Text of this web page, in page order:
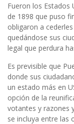
Fueron los Estados
de 1898 que puso
obligaron a
quedándose sus
legal que perdura
Es previsible que
donde sus
un estado más en
opción de la
votantes y razones
se incluya entre las